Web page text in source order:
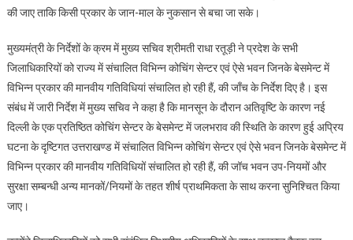
की जाए ताकि किसी प्रकार के जान-माल के नुकसान से बचा जा सके।
मुख्यमंत्री के निर्देशों के क्रम में मुख्य सचिव श्रीमती राधा रतूड़ी ने प्रदेश के सभी
जिलाधिकारियों को राज्य में संचालित विभिन्न कोचिंग सेन्टर एवं ऐसे भवन जिनके बेसमेन्ट में
विभिन्न प्रकार की मानवीय गतिविधियां संचालित हो रही हैं, की जाँच के निर्देश दिए है। इस
संबंध में जारी निर्देश में मुख्य सचिव ने कहा है कि मानसून के दौरान अतिवृष्टि के कारण नई
दिल्ली के एक प्रतिष्ठित कोचिंग सेन्टर के बेसमेन्ट में जलभराव की स्थिति के कारण हुई अप्रिय
घटना के दृष्टिगत उत्तराखण्ड में संचालित विभिन्न कोचिंग सेन्टर एवं ऐसे भवन जिनके बेसमेन्ट में
विभिन्न प्रकार की मानवीय गतिविधियों संचालित हो रही हैं, की जॉच भवन उप-नियमों और
सुरक्षा सम्बन्धी अन्य मानकों/नियमों के तहत शीर्ष प्राथमिकता के साथ करना सुनिश्चित किया
जाए।